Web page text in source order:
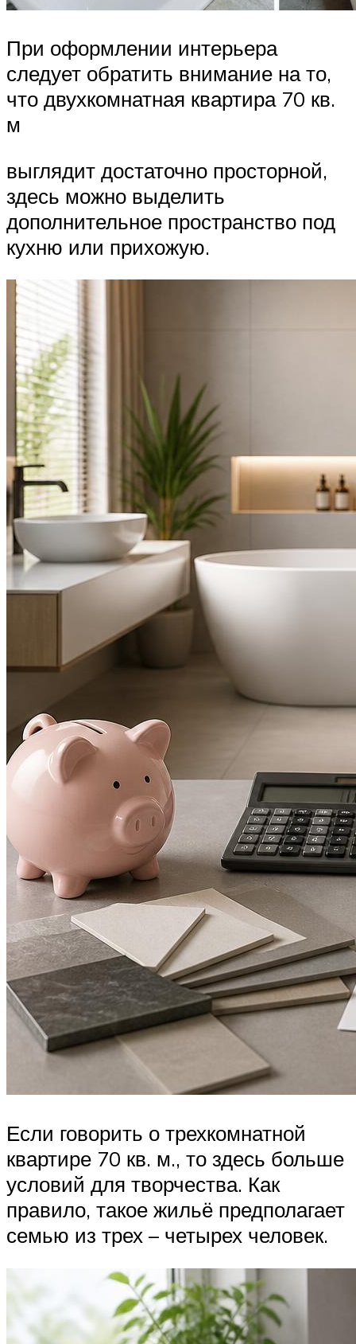
При оформлении интерьера
следует обратить внимание на то,
что двухкомнатная квартира 70 кв.
м
выглядит достаточно просторной,
здесь можно выделить
дополнительное пространство под
кухню или прихожую.
Если говорить о трехкомнатной
квартире 70 кв. м., то здесь больше
условий для творчества. Как
правило, такое жильё предполагает
семью из трех – четырех человек.